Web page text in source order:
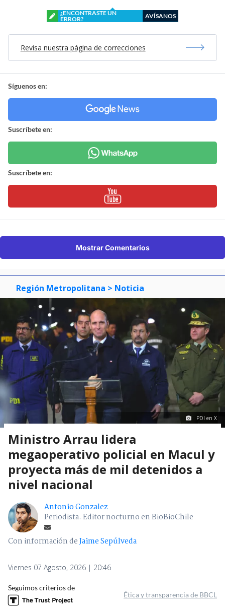
¿ENCONTRASTE UN
ERROR?
AVÍSANOS
Revisa nuestra página de correcciones
Síguenos en:
Suscríbete en:
Suscríbete en:
Mostrar Comentarios
Región Metropolitana > Noticia
PDI en X
Ministro Arrau lidera
megaoperativo policial en Macul y
proyecta más de mil detenidos a
nivel nacional
Antonio Gonzalez
Periodista. Editor nocturno en BioBioChile
Con información deJaime Sepúlveda
Viernes 07 Agosto, 2026 | 20:46
Seguimos criterios de
Ética y transparencia de BBCL